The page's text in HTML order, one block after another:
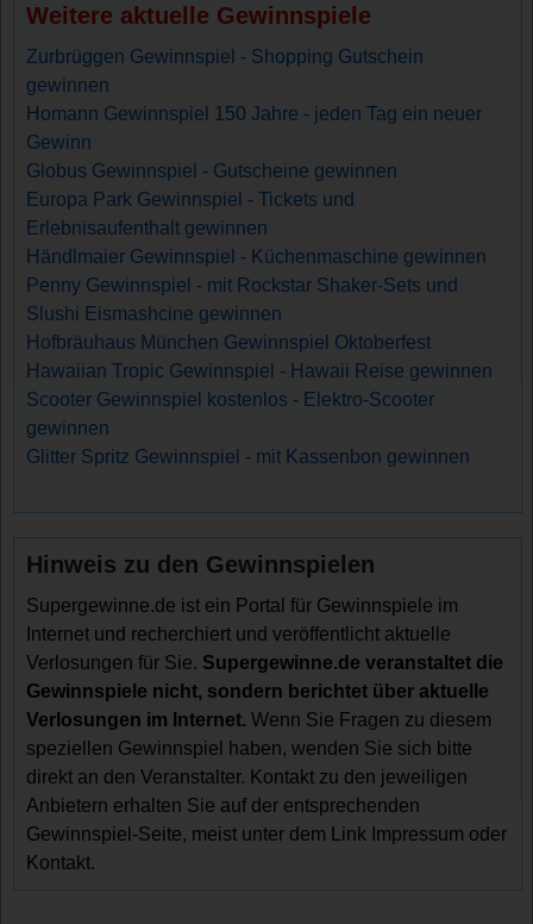
Weitere aktuelle Gewinnspiele
Zurbrüggen Gewinnspiel - Shopping Gutschein
gewinnen
Homann Gewinnspiel 150 Jahre - jeden Tag ein neuer
Gewinn
Globus Gewinnspiel - Gutscheine gewinnen
Europa Park Gewinnspiel - Tickets und
Erlebnisaufenthalt gewinnen
Händlmaier Gewinnspiel - Küchenmaschine gewinnen
Penny Gewinnspiel - mit Rockstar Shaker-Sets und
Slushi Eismashcine gewinnen
Hofbräuhaus München Gewinnspiel Oktoberfest
Hawaiian Tropic Gewinnspiel - Hawaii Reise gewinnen
Scooter Gewinnspiel kostenlos - Elektro-Scooter
gewinnen
Glitter Spritz Gewinnspiel - mit Kassenbon gewinnen
Hinweis zu den Gewinnspielen
Supergewinne.de ist ein Portal für Gewinnspiele im
Internet und recherchiert und veröffentlicht aktuelle
Verlosungen für Sie. Supergewinne.de veranstaltet die
Gewinnspiele nicht, sondern berichtet über aktuelle
Verlosungen im Internet. Wenn Sie Fragen zu diesem
speziellen Gewinnspiel haben, wenden Sie sich bitte
direkt an den Veranstalter. Kontakt zu den jeweiligen
Anbietern erhalten Sie auf der entsprechenden
Gewinnspiel-Seite, meist unter dem Link Impressum oder
Kontakt.